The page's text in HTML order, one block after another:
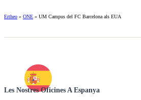
Ertheo » ONE » UM Campus del FC Barcelona als EUA
Les Nostres Oficines A Espanya